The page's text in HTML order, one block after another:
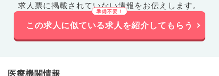
求人票に掲載されていない情報をお伝えします。
この求人に似ている求人を紹介してもらう
医療機関情報